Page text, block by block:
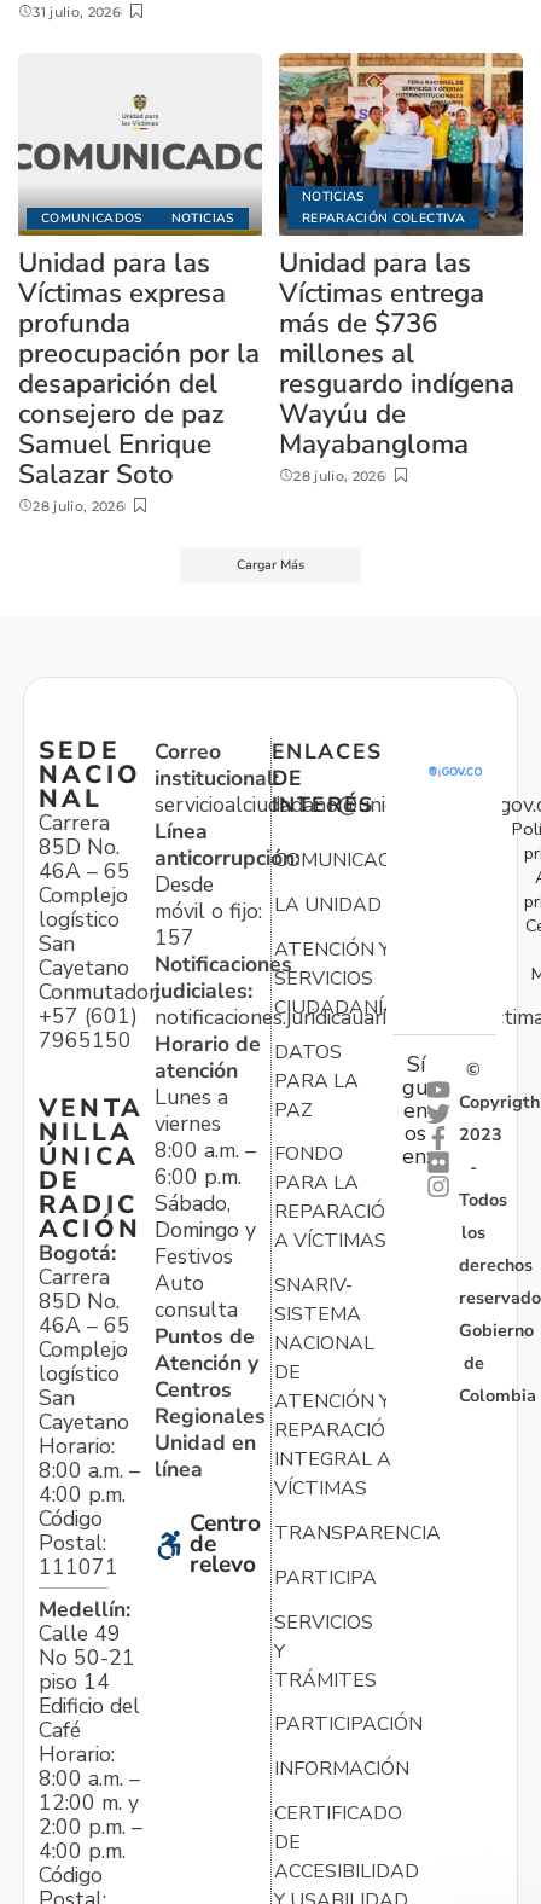
31 julio, 2026
COMUNICADOS NOTICIAS
Unidad para las
Víctimas expresa
profunda
preocupación por la
desaparición del
consejero de paz
Samuel Enrique
Salazar Soto
28 julio, 2026
NOTICIAS
REPARACIÓN COLECTIVA
Unidad para las
Víctimas entrega
más de $736
millones al
resguardo indígena
Wayúu de
Mayabangloma
28 julio, 2026
Cargar Más
SEDE
NACIO
NAL
Carrera
85D No.
46A – 65
Complejo
logístico
San
Cayetano
Conmutador:
+57 (601)
7965150
VENTA
NILLA
ÚNICA
DE
RADIC
ACIÓN
Bogotá:
Carrera
85D No.
46A – 65
Complejo
logístico
San
Cayetano
Horario:
8:00 a.m. –
4:00 p.m.
Código
Postal:
111071
Medellín:
Calle 49
No 50-21
piso 14
Edificio del
Café
Horario:
8:00 a.m. –
12:00 m. y
2:00 p.m. –
4:00 p.m.
Código
Correo
institucional:
Línea
anticorrupción:
Desde
móvil o fijo:
157
Notificaciones
judiciales:
Horario de
atención
Lunes a
viernes
8:00 a.m. –
6:00 p.m.
Sábado,
Domingo y
Festivos
Auto
consulta
Puntos de
Atención y
Centros
Regionales
Unidad en
línea
Centro
de
relevo
ENLACES
DE
INTERÉS
COMUNICACIONES
LA UNIDAD
ATENCIÓN Y
SERVICIOS
CIUDADANÍA
DATOS
PARA LA
PAZ
FONDO
PARA LA
REPARACIÓN
A VÍCTIMAS
SNARIV-
SISTEMA
NACIONAL
DE
ATENCIÓN Y
REPARACIÓN
INTEGRAL A
VÍCTIMAS
TRANSPARENCIA
PARTICIPA
SERVICIOS
Y
TRÁMITES
PARTICIPACIÓN
INFORMACIÓN
CERTIFICADO
DE
ACCESIBILIDAD
Sí
gu
en
os
en:
©
Copyrigth
2023
-
Todos
los
derechos
Gobierno
de
Colombia